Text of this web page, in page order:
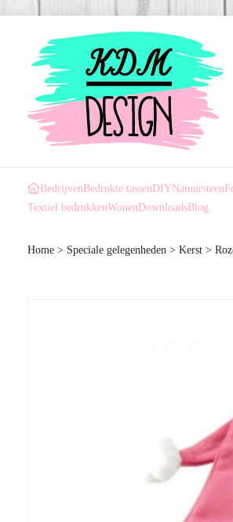
BedrijvenBedrukte tassenDIYNatuursteen
Textiel bedrukkenWonenDownloadsBlog
Home > Speciale gelegenheden > Kerst >